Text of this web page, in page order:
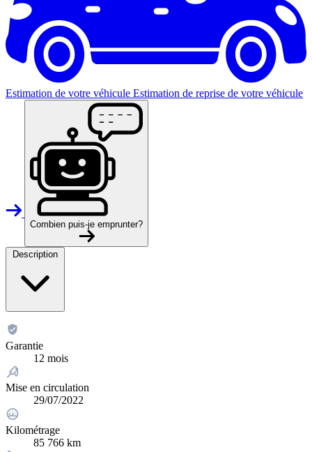
Estimation de votre véhicule Estimation de reprise de votre véhicule
Combien puis-je emprunter?
Description
Garantie
12 mois
Mise en circulation
29/07/2022
Kilométrage
85 766 km